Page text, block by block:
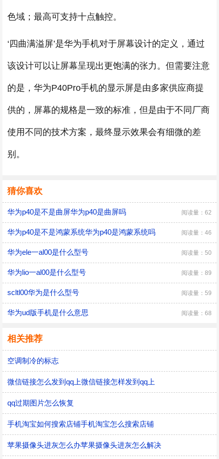
色域；最高可支持十点触控。
‘四曲满溢屏’是华为手机对于屏幕设计的定义，通过
该设计可以让屏幕呈现出更饱满的张力。但需要注意
的是，华为P40Pro手机的显示屏是由多家供应商提
供的，屏幕的规格是一致的标准，但是由于不同厂商
使用不同的技术方案，最终显示效果会有细微的差
别。
猜你喜欢
华为p40是不是曲屏华为p40是曲屏吗 阅读量：62
华为p40是不是鸿蒙系统华为p40是鸿蒙系统吗 阅读量：46
华为ele一al00是什么型号 阅读量：50
华为lio一al00是什么型号 阅读量：89
scltl00华为是什么型号 阅读量：59
华为ud版手机是什么意思 阅读量：68
相关推荐
空调制冷的标志
微信链接怎么发到qq上微信链接怎样发到qq上
qq过期图片怎么恢复
手机淘宝如何搜索店铺手机淘宝怎么搜索店铺
苹果摄像头进灰怎么办苹果摄像头进灰怎么解决